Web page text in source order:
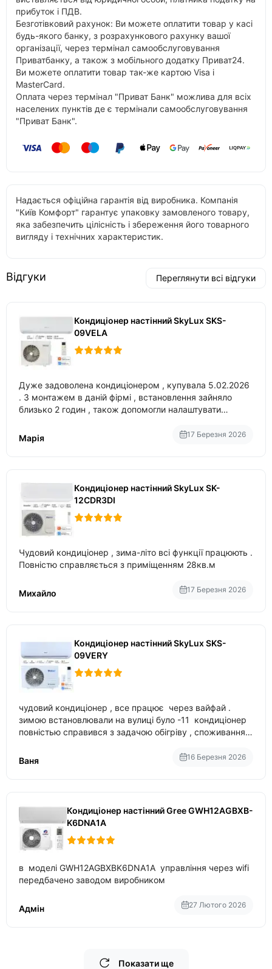
прибуток і ПДВ.
Безготівковий рахунок: Ви можете оплатити товар у касі
будь-якого банку, з розрахункового рахунку вашої
організації, через термінал самообслуговування
Приватбанку, а також з мобільного додатку Приват24.
Ви можете оплатити товар так-же картою Visa і
MasterCard.
Оплата через термінал "Приват Банк" можлива для всіх
населених пунктів де є термінали самообслуговування
"Приват Банк".
Надається офіційна гарантія від виробника. Компанія
"Київ Комфорт" гарантує упаковку замовленого товару,
яка забезпечить цілісність і збереження його товарного
вигляду і технічних характеристик.
Відгуки Переглянути всі відгуки
Кондиціонер настінний SkyLux SKS-
09VELA
Дуже задоволена кондиціонером , купувала 5.02.2026
. З монтажем в даній фірмі , встановлення зайняло
близько 2 годин , також допомогли налаштувати
Марія
17 Березня 2026
Кондиціонер настінний SkyLux SK-
12CDR3DI
Чудовий кондиціонер , зима-літо всі функції працюють .
Повністю справляється з приміщенням 28кв.м
Михайло 17 Березня 2026
Кондиціонер настінний SkyLux SKS-
09VERY
чудовий кондиціонер , все працює через вайфай .
зимою встановлювали на вулиці було -11 кондиціонер
повністью справився з задачою обігріву , споживання
температури
Ваня 16 Березня 2026
Кондиціонер настінний Gree GWH12AGBXB-
K6DNA1A
в моделі GWH12AGBXBK6DNA1A управління через wifi
передбачено заводом виробником
Адмін 27 Лютого 2026
Показати ще